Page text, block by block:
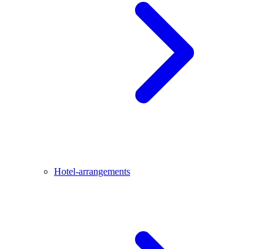
Hotel-arrangements